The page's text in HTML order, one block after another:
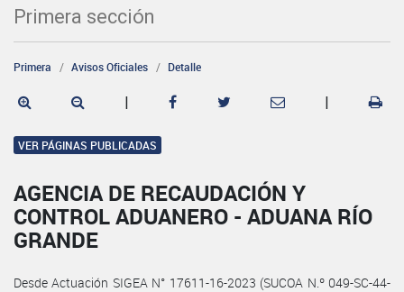
Primera sección
Primera Avisos Oficiales Detalle
| |
VER PÁGINAS PUBLICADAS
AGENCIA DE RECAUDACIÓN Y
CONTROL ADUANERO - ADUANA RÍO
GRANDE
Desde Actuación SIGEA N° 17611-16-2023 (SUCOA N.º 049-SC-44-